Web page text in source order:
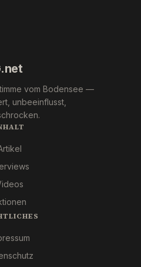
.net
vom Bodensee —
unbeeinflusst,